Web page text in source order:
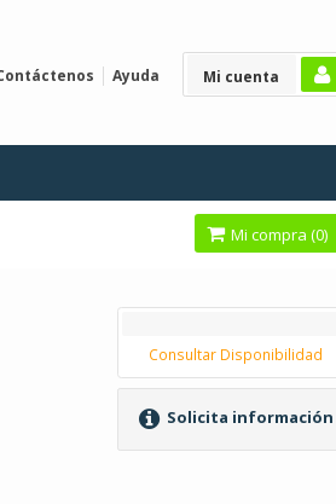
Mi cuenta
Ayuda
Mi compra (0)
Consultar Disponibilidad
Solicita información